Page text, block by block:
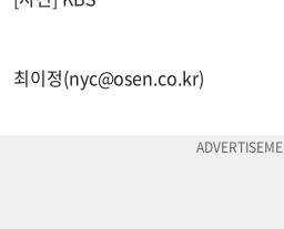
최이정(nyc@osen.co.kr)